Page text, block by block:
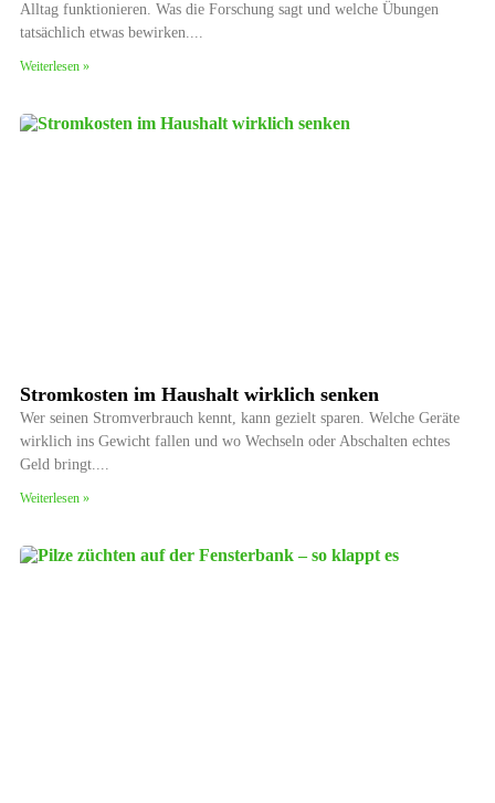
Alltag funktionieren. Was die Forschung sagt und welche Übungen
tatsächlich etwas bewirken.
Weiterlesen »
Stromkosten im Haushalt wirklich senken
Wer seinen Stromverbrauch kennt, kann gezielt sparen. Welche Geräte
wirklich ins Gewicht fallen und wo Wechseln oder Abschalten echtes
Geld bringt.
Weiterlesen »